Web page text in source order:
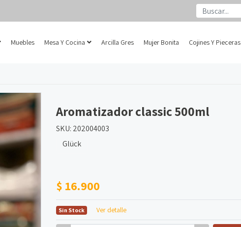
Muebles Mesa Y Cocina Arcilla Gres Mujer Bonita Cojines Y Pieceras
Aromatizador classic 500ml
SKU: 202004003
Glück
$ 16.900
Sin Stock Ver detalle